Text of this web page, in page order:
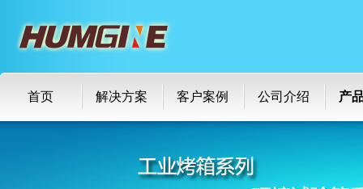
首页 解决方案 客户案例 公司介绍 产